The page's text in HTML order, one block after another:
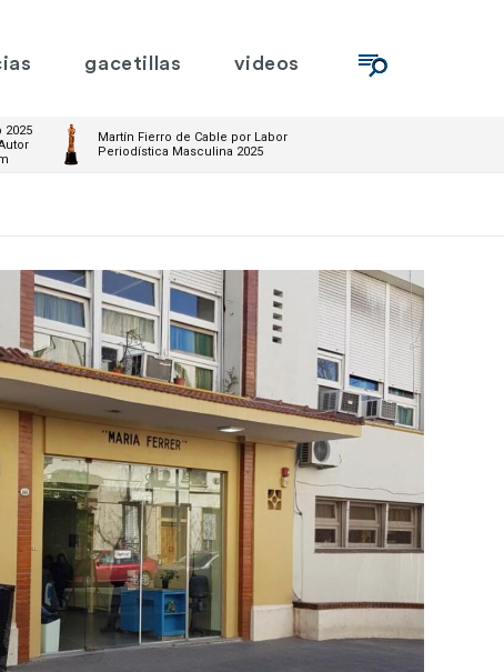
gacetillas videos
2025
Martín Fierro de Cable por Labor
Periodística Masculina 2025